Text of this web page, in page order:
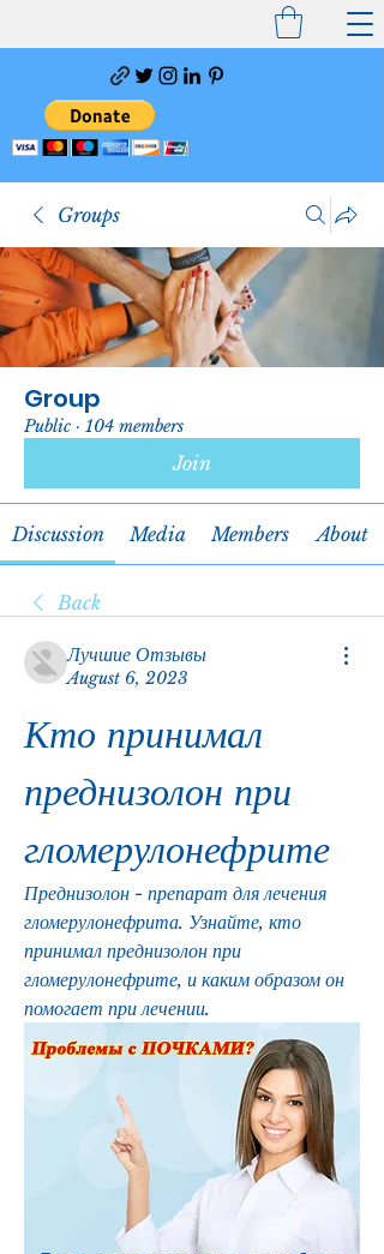
Groups
Group
Public · 104 members
Join
Discussion Media Members About
Back
Лучшие Отзывы
August 6, 2023
Кто принимал
преднизолон при
гломерулонефрите
Преднизолон - препарат для лечения
гломерулонефрита. Узнайте, кто
принимал преднизолон при
гломерулонефрите, и каким образом он
помогает при лечении.